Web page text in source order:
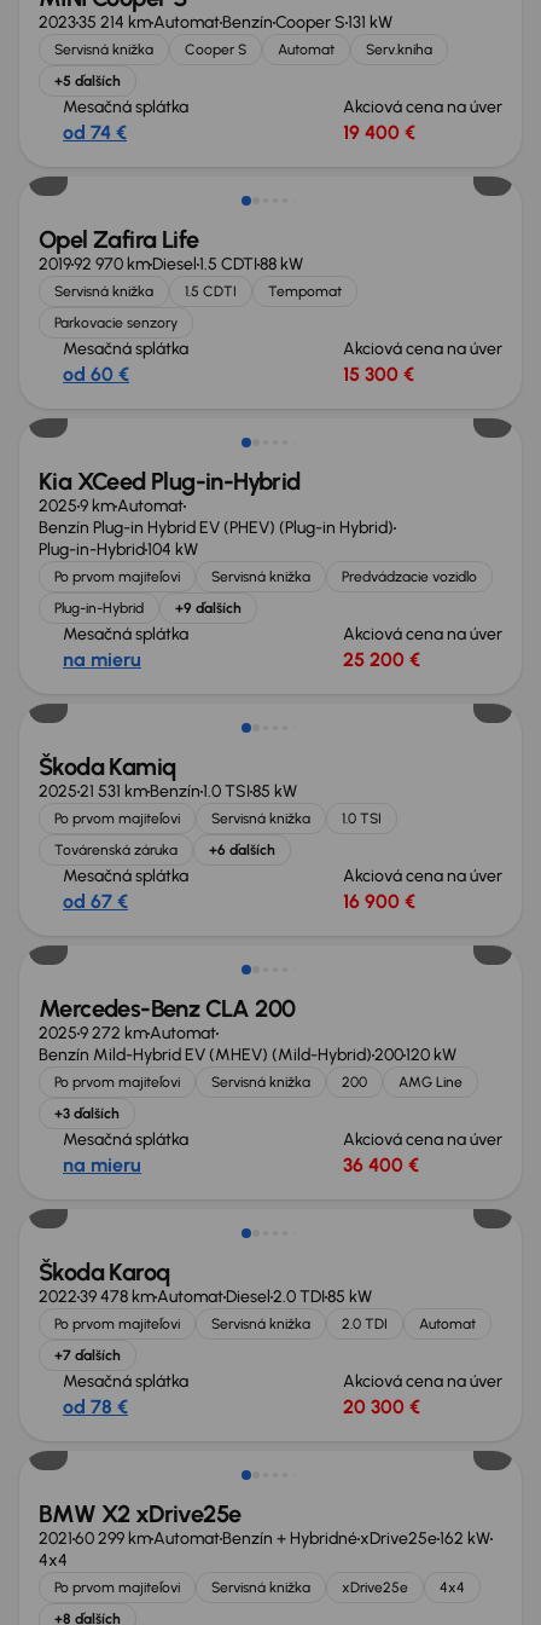
202335 214 kmAutomatBenzínCooper S131 kW
Servisná knižka Cooper S Automat
Serv.kniha
+5 ďalších
Mesačná splátka
od 74 €
Akciová cena na úver
19 400 €
Opel Zafira Life
201992 970 kmDiesel1.5 CDTI88 kW
Servisná knižka 1.5 CDTI
Tempomat
Parkovacie senzory
Mesačná splátka
od 60 €
Akciová cena na úver
15 300 €
Zlacnené o 2 000 €
Kia XCeed Plug-in-Hybrid
20259 kmAutomat
Benzín Plug-in Hybrid EV (PHEV) (Plug-in Hybrid)
Plug-in-Hybrid104 kW
Po prvom majiteľovi Servisná knižka
Predvádzacie vozidlo
Plug-in-Hybrid
+9 ďalších
Mesačná splátka
na mieru
Akciová cena na úver
25 200 €
Zlacnené o 900 €
Škoda Kamiq
202521 531 kmBenzín1.0 TSI85 kW
Po prvom majiteľovi Servisná knižka
1.0 TSI
Továrenská záruka
+6 ďalších
Mesačná splátka
od 67 €
Akciová cena na úver
16 900 €
Zlacnené o 2 900 €
Mercedes-Benz CLA 200
20259 272 kmAutomat
Benzín Mild-Hybrid EV (MHEV) (Mild-Hybrid)200120 kW
Po prvom majiteľovi Servisná knižka 200
AMG Line
+3 ďalších
Mesačná splátka
na mieru
Akciová cena na úver
36 400 €
Zlacnené o 1 600 €
Škoda Karoq
202239 478 kmAutomatDiesel2.0 TDI85 kW
Po prvom majiteľovi Servisná knižka 2.0 TDI
Automat
+7 ďalších
Mesačná splátka
od 78 €
Akciová cena na úver
20 300 €
BMW X2 xDrive25e
202160 299 kmAutomatBenzín + HybridnéxDrive25e162 kW
4x4
Po prvom majiteľovi Servisná knižka xDrive25e
4x4
+8 ďalších